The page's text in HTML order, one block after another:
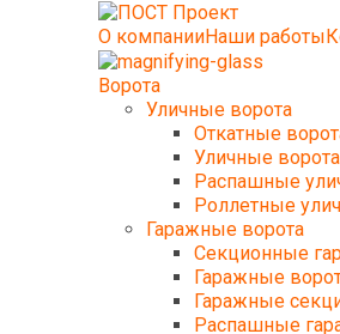
О компанииНаши работы
Ворота
Уличные ворота
Откатные
Уличные
Распашные
Роллетные
Гаражные ворота
Секционные
Гаражные
Гаражные
Распашные